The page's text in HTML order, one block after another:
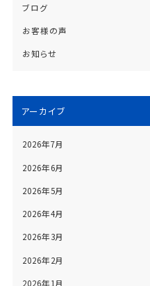
ブログ
お客様の声
お知らせ
アーカイブ
2026年7月
2026年6月
2026年5月
2026年4月
2026年3月
2026年2月
2026年1月